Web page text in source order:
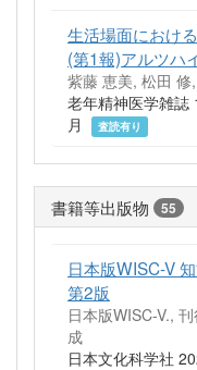
生活場面におけ
(第1報)アルツハ
紫藤 恵美, 松田 修
老年精神医学雑
月
査読有り
書籍等出版物 55
日本版WISC-V
第2版
日本版WISC-V.,
成
日本文化科学社